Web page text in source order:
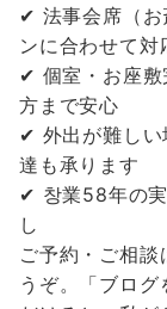
✔ 法事会席（お
ンに合わせて対
✔ 個室・お座敷
方まで安心
✔ 外出が難しい
達も承ります
✔ 창業58年の
し
ご予約・ご相
うぞ。「ブロ